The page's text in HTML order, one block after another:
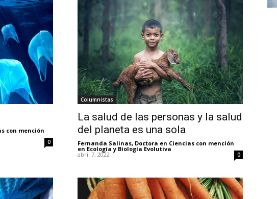
con mención
0
Columnistas
La salud de las personas y la salud
del planeta es una sola
Fernanda Salinas, Doctora en Ciencias con mención
en Ecología y Biología Evolutiva -
abril 7, 2022 0